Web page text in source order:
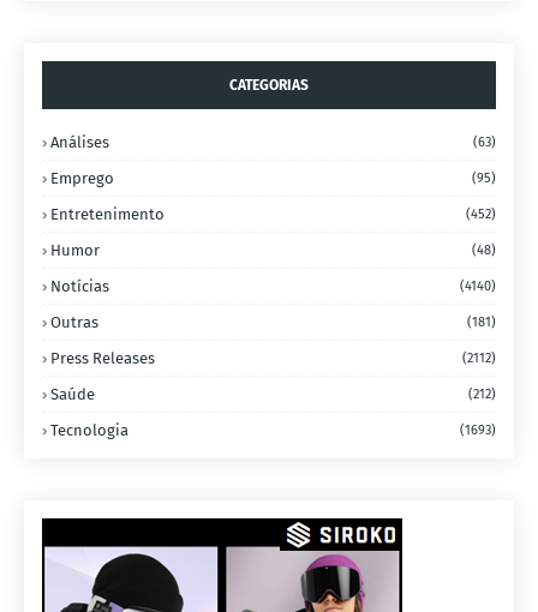
CATEGORIAS
Análises (63)
Emprego (95)
Entretenimento (452)
Humor (48)
Notícias (4140)
Outras (181)
Press Releases (2112)
Saúde (212)
Tecnologia (1693)